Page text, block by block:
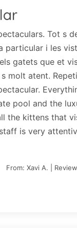
Tot s
particular i les
gatets que et
molt atent.
pool and the
the kittens that
is very
From: Xavi A. |